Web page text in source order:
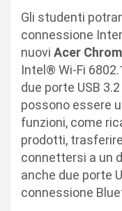
Gli studenti
connessione
nuovi Acer
Intel® Wi-Fi
due porte USB
possono essere
funzioni, come
prodotti,
connettersi a un
anche due porte
connessione